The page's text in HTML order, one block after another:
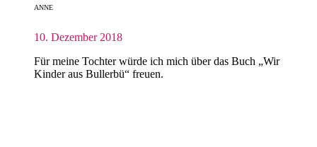
ANNE
10. Dezember 2018
Für meine Tochter würde ich mich über das Buch „Wir
Kinder aus Bullerbü“ freuen.